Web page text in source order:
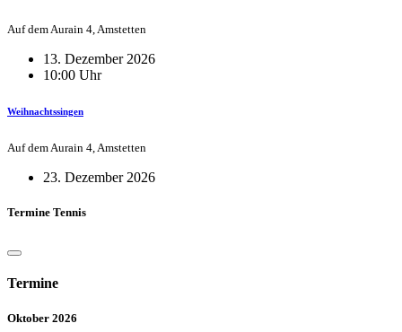
Auf dem Aurain 4, Amstetten
13. Dezember 2026
10:00 Uhr
Weihnachtssingen
Auf dem Aurain 4, Amstetten
23. Dezember 2026
Termine Tennis
Termine
Oktober 2026